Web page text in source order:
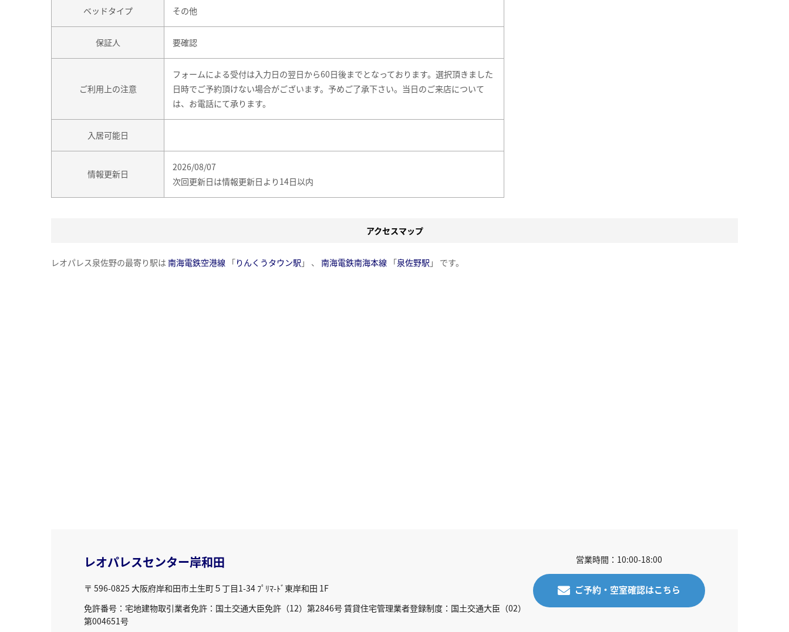
ベッドタイプ その他
保証人 要確認
ご利用上の注意
フォームによる受付は入力日の翌日から60日後までとなっております。選択頂きました
日時でご予約頂けない場合がございます。予めご了承下さい。当日のご来店について
は、お電話にて承ります。
入居可能日
情報更新日
2026/08/07
次回更新日は情報更新日より14日以内
アクセスマップ
レオパレス泉佐野の最寄り駅は 南海電鉄空港線 「りんくうタウン駅 」 、 南海電鉄南海本線 「泉佐野駅 」 です。
レオパレスセンター岸和田
〒 596-0825 大阪府岸和田市土生町５丁目1-34 ﾌﾟﾘﾏ-ﾄﾞ東岸和田 1F
免許番号：宅地建物取引業者免許：国土交通大臣免許（12）第2846号 賃貸住宅管理業者登録制度：国土交通大臣（02）
第004651号
営業時間：10:00-18:00
ご予約・空室確認はこちら